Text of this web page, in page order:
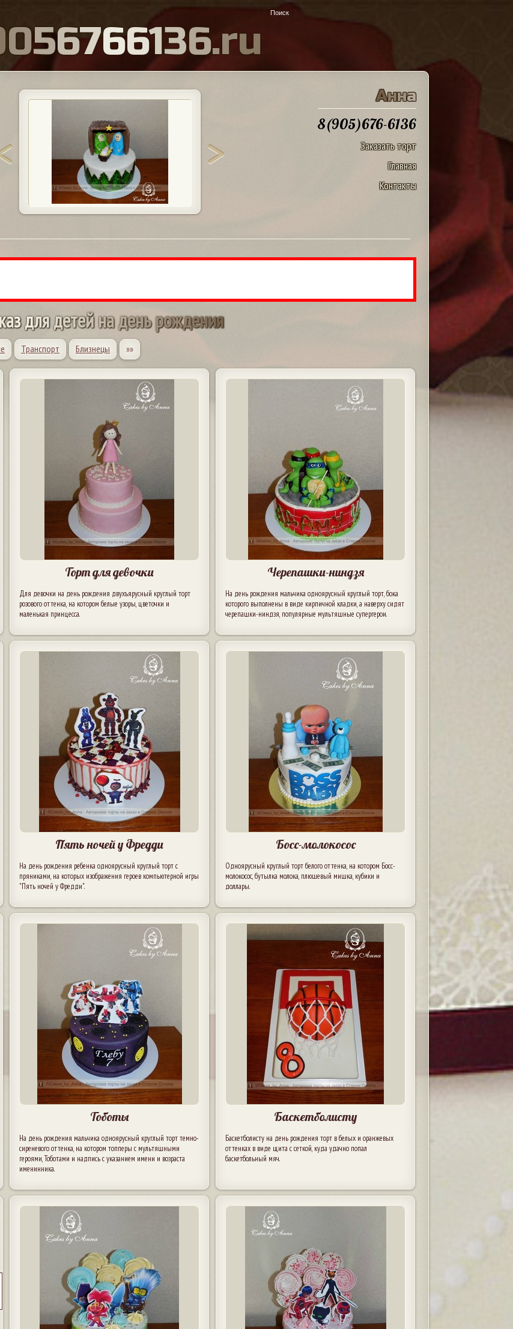
056766136.ru
Анна
8(905)676-6136
Заказать торт
Главная
Контакты
аздлядетейнаденьрождения
Транспорт Близнецы »»
Торт для девочки
Для девочки на день рождения двухъярусный круглый торт
розового оттенка, на котором белые узоры, цветочки и
маленькая принцесса.
Черепашки-ниндзя
На день рождения мальчика одноярусный круглый торт, бока
которого выполнены в виде кирпичной кладки, а наверху сидят
черепашки-ниндзя, популярные мультяшные супергерои.
Пять ночей у Фредди
На день рождения ребенка одноярусный круглый торт с
пряниками, на которых изображения героев компьютерной игры
"Пять ночей у Фредди".
Босс-молокосос
Одноярусный круглый торт белого оттенка, на котором Босс-
молокосос, бутылка молока, плюшевый мишка, кубики и
доллары.
Тоботы
На день рождения мальчика одноярусный круглый торт темно-
сиреневого оттенка, на котором топперы с мультяшными
героями, Тоботами и надпись с указанием имени и возраста
именинника.
Баскетболисту
Баскетболисту на день рождения торт в белых и оранжевых
оттенках в виде щита с сеткой, куда удачно попал
баскетбольный мяч.